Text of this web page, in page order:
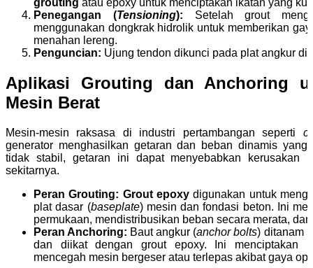
Penegangan (Tensioning): Setelah grout
menggunakan dongkrak hidrolik untuk memberikan
menahan lereng.
Penguncian: Ujung tendon dikunci pada plat angkur di
Aplikasi Grouting dan Anchoring
Mesin Berat
Mesin-mesin raksasa di industri pertambangan seperti
generator menghasilkan getaran dan beban dinamis yang
tidak stabil, getaran ini dapat menyebabkan kerusakan
sekitarnya.
Peran Grouting: Grout epoxydigunakan untuk
plat dasar (baseplate) mesin dan fondasi beton. Ini
permukaan, mendistribusikan beban secara merata,
Peran Anchoring: Baut angkur (anchor bolts) ditanam
dan diikat dengan grout epoxy. Ini menciptakan
mencegah mesin bergeser atau terlepas akibat gaya